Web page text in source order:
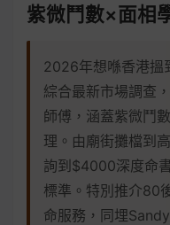
紫微鬥數×面相
2026年想喺香港搵
綜合最新市場調查
師傅，涵蓋紫微鬥
理。由廟街攤檔到
詢到$4000深度命
標準。特別推介80
命服務，同埋